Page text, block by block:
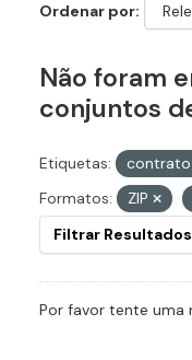
Ordenar por
Não foram
conjuntos
Etiquetas: contrato
Formatos:
ZIP
Filtrar Resultados
Por favor tente uma